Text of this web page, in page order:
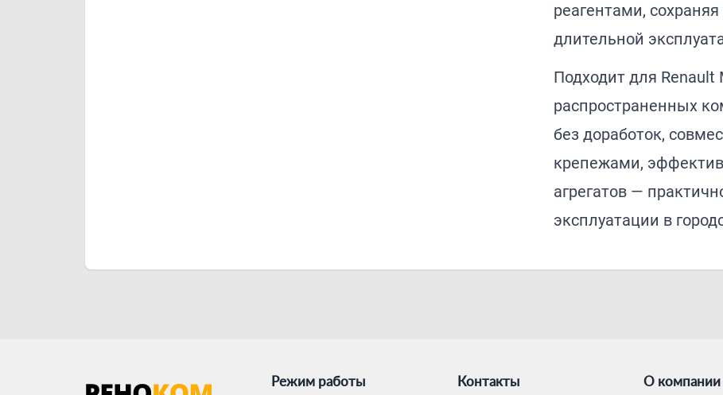
реагентами,
длительной
Подходит для Renault
распространенных
без доработок,
крепежами,
агрегатов —
эксплуатации в
Режим работы Контакты О компании